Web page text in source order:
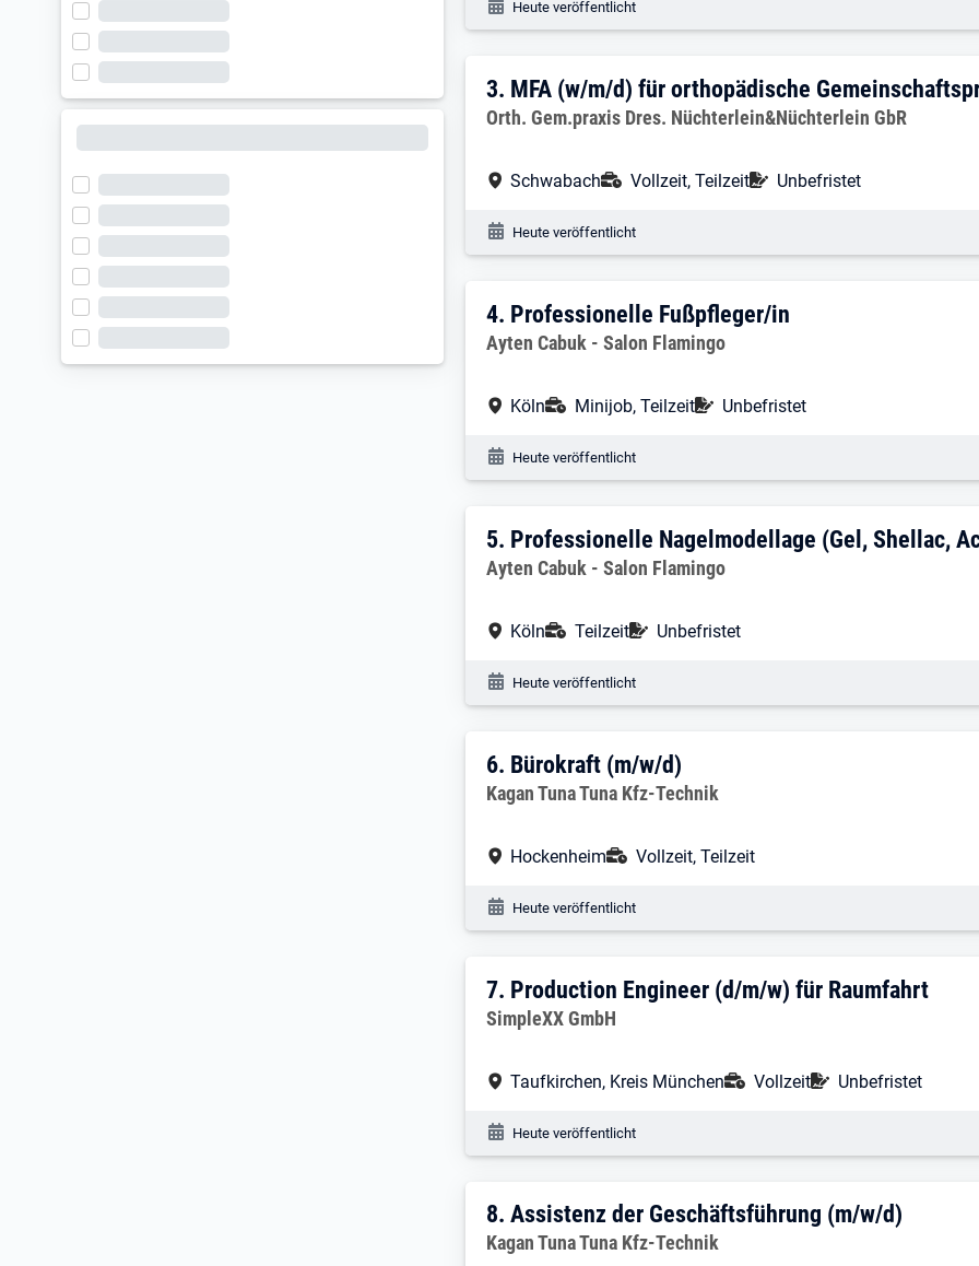
Veröffentlichungsdatum:
Heute veröffentlicht
3. Ergebnis: MFA (w/m/d) für
3. MFA (w/m/d) für orthopädische
Arbeitgeber:
Orth. Gem.praxis Dres. Nüchterlein&Nüchterlein GbR
Arbeitsort:
Schwabach Anstellungsart:
Vollzeit, Teilzeit Befristung:
Unbefristet
Veröffentlichungsdatum:
Heute veröffentlicht
4. Ergebnis: Professionelle Fußpfleger/in
4. Professionelle Fußpfleger/in
Arbeitgeber:
Ayten Cabuk - Salon Flamingo
Arbeitsort:
Köln Anstellungsart:
Minijob, Teilzeit Befristung:
Unbefristet
Veröffentlichungsdatum:
Heute veröffentlicht
5. Ergebnis: Professionelle
5. Professionelle Nagelmodellage (Gel, Shellac,
Arbeitgeber:
Ayten Cabuk - Salon Flamingo
Arbeitsort:
Köln Anstellungsart:
Teilzeit Befristung:
Unbefristet
Veröffentlichungsdatum:
Heute veröffentlicht
6. Ergebnis: Bürokraft (m/w/d)
6. Bürokraft (m/w/d)
Arbeitgeber:
Kagan Tuna Tuna Kfz-Technik
Arbeitsort:
Hockenheim Anstellungsart:
Vollzeit, Teilzeit
Veröffentlichungsdatum:
Heute veröffentlicht
7. Ergebnis: Production Engineer (d/m/
7. Production Engineer (d/m/w) für Raumfahrt
Arbeitgeber:
SimpleXX GmbH
Arbeitsort:
Taufkirchen, Kreis München Anstellungsart:
Vollzeit Befristung:
Unbefristet
Veröffentlichungsdatum:
Heute veröffentlicht
8. Ergebnis: Assistenz der
8.Assistenz der Geschäftsführung (m/w/d)
Arbeitgeber:
Kagan Tuna Tuna Kfz-Technik